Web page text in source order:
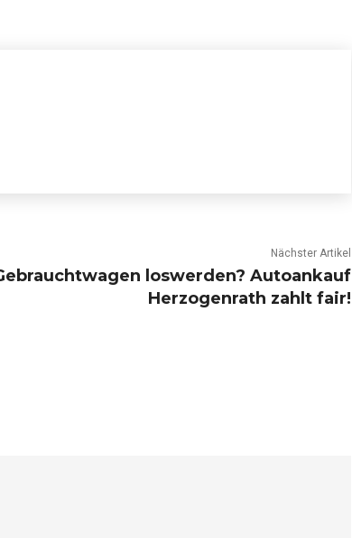
Nächster Artikel
loswerden? Autoankauf
Herzogenrath zahlt fair!